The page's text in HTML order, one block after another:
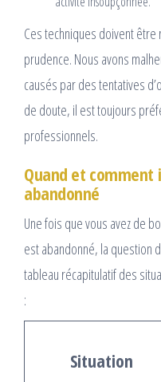
Ces techniques doivent
prudence. Nous avons
causés par des tentatives
de doute, il est toujours
professionnels.
Quand et comment
abandonné
Une fois que vous avez de
est abandonné, la question
tableau récapitulatif des
:
Situation